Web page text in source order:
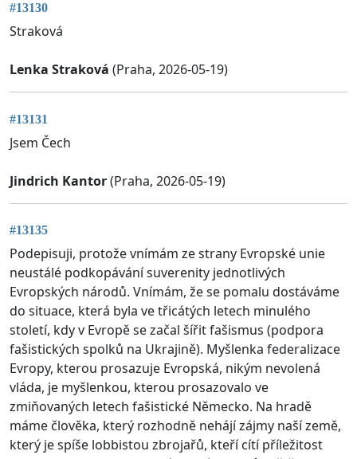
#13130
Straková
Lenka Straková (Praha, 2026-05-19)
#13131
Jsem Čech
Jindrich Kantor(Praha, 2026-05-19)
#13135
Podepisuji, protože vnímám ze strany Evropské unie
neustálé podkopávání suverenity jednotlivých
Evropských národů. Vnímám, že se pomalu dostáváme
do situace, která byla ve třicátých letech minulého
století, kdy v Evropě se začal šířit fašismus (podpora
fašistických spolků na Ukrajině). Myšlenka federalizace
Evropy, kterou prosazuje Evropská, nikým nevolená
vláda, je myšlenkou, kterou prosazovalo ve
zmiňovaných letech fašistické Německo. Na hradě
máme člověka, který rozhodně nehájí zájmy naší země,
který je spíše lobbistou zbrojařů, kteří cítí příležitost